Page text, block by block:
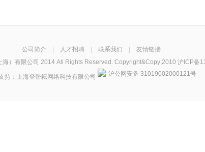
公司简介 人才招聘 联系我们
友情链接
海）有限公司 2014 All Rights Reserved. Copyright&Copy;2010 沪ICP备
持： 上海登罄耘网络科技有限公司 沪公网安备 31019002000121号